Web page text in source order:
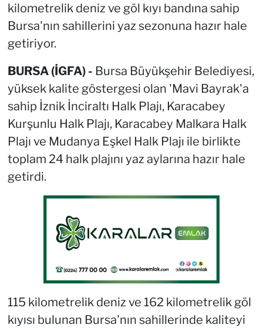
kilometrelik deniz ve göl kıyı bandına sahip
Bursa'nın sahillerini yaz sezonuna hazır hale
getiriyor.
BURSA (İGFA) - Bursa Büyükşehir Belediyesi,
yüksek kalite göstergesi olan 'Mavi Bayrak'a
sahip İznik İnciraltı Halk Plajı, Karacabey
Kurşunlu Halk Plajı, Karacabey Malkara Halk
Plajı ve Mudanya Eşkel Halk Plajı ile birlikte
toplam 24 halk plajını yaz aylarına hazır hale
getirdi.
115 kilometrelik deniz ve 162 kilometrelik göl
kıyısı bulunan Bursa'nın sahillerinde kaliteyi